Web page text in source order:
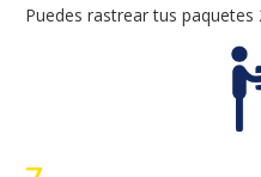
Entregamos tus paquetes en